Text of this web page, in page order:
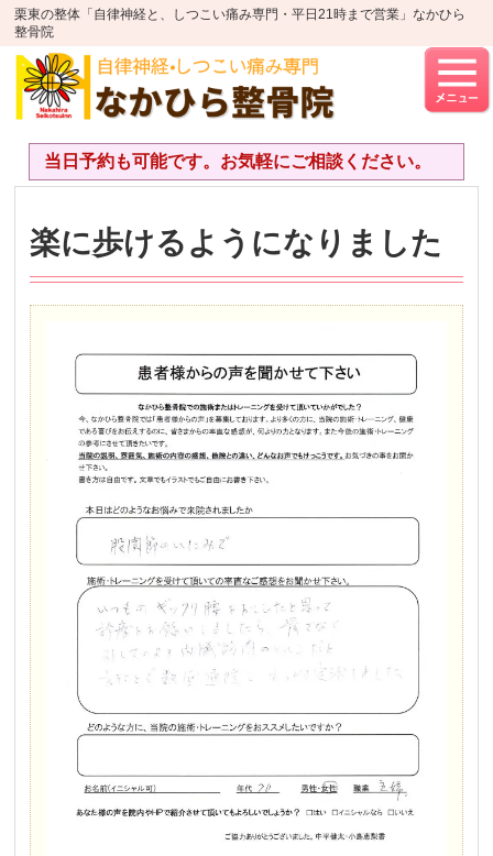
栗東の整体「自律神経と、しつこい痛み専門・平日21時まで営業」なかひら
整骨院
当日予約も可能です。お気軽にご相談ください。
楽に歩けるようになりました